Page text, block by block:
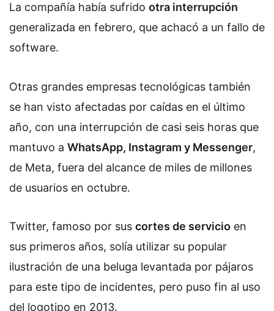
La compañía había sufrido otra interrupción
generalizada en febrero, que achacó a un fallo de
software.
Otras grandes empresas tecnológicas también
se han visto afectadas por caídas en el último
año, con una interrupción de casi seis horas que
mantuvo a WhatsApp, Instagram y Messenger,
de Meta, fuera del alcance de miles de millones
de usuarios en octubre.
Twitter, famoso por sus cortes de servicio en
sus primeros años, solía utilizar su popular
ilustración de una beluga levantada por pájaros
para este tipo de incidentes, pero puso fin al uso
del logotipo en 2013.